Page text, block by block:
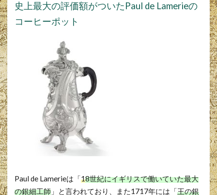
史上最大の評価額がついたPaul de Lamerieの
コーヒーポット
Paul de Lamerieは「18世紀にイギリスで働いていた最大
の銀細工師 」と言われており、また1717年には「王の銀